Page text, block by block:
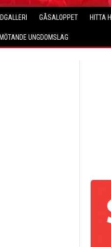
GÅSALOPPET HITTA
MÖTANDE UNGDOMSLAG